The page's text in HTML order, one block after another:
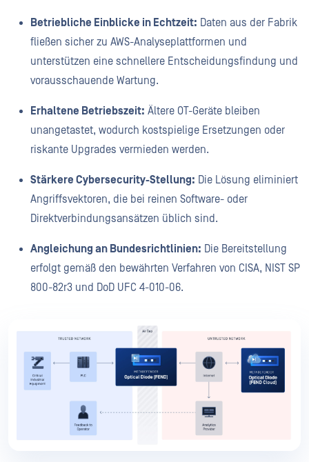
Betriebliche Einblicke in Echtzeit: Daten aus der Fabrik
fließen sicher zu AWS-Analyseplattformen und
unterstützen eine schnellere Entscheidungsfindung und
vorausschauende Wartung.
Erhaltene Betriebszeit: Ältere OT-Geräte bleiben
unangetastet, wodurch kostspielige Ersetzungen oder
riskante Upgrades vermieden werden.
Stärkere Cybersecurity-Stellung: Die Lösung eliminiert
Angriffsvektoren, die bei reinen Software- oder
Direktverbindungsansätzen üblich sind.
Angleichung an Bundesrichtlinien: Die Bereitstellung
erfolgt gemäß den bewährten Verfahren von CISA, NIST SP
800-82r3 und DoD UFC 4-010-06.